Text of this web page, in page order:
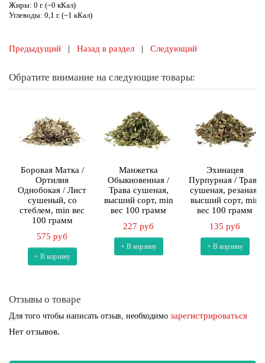
Жиры: 0 г. (~0 кКал)
Углеводы: 0,1 г. (~1 кКал)
Предыдущий | Назад в раздел | Следующий
Обратите внимание на следующие товары:
Боровая Матка /
Ортилия
Однобокая / Лист
сушеный, со
стеблем, min вес
100 грамм
575 руб
+ В корзину
Манжетка
Обыкновенная /
Трава сушеная,
высший сорт, min
вес 100 грамм
227 руб
+ В корзину
Эхинацея
Пурпурная / Трава
сушеная, резаная,
высший сорт, min
вес 100 грамм
135 руб
+ В корзину
Отзывы о товаре
Для того чтобы написать отзыв, необходимо зарегистрироваться
Нет отзывов.